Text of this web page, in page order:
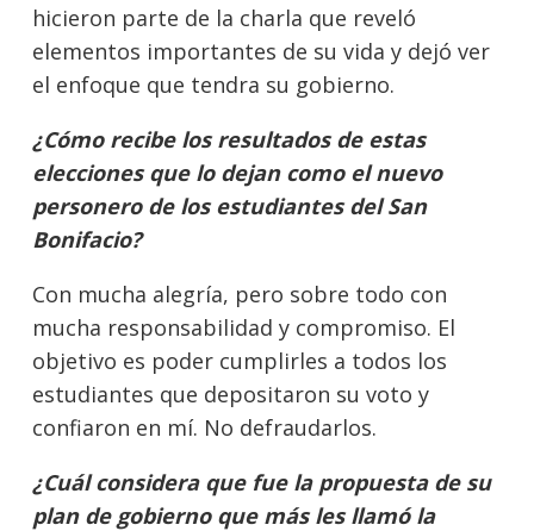
hicieron parte de la charla que reveló
elementos importantes de su vida y dejó ver
el enfoque que tendra su gobierno.
¿Cómo recibe los resultados de estas
elecciones que lo dejan como el nuevo
personero de los estudiantes del San
Bonifacio?
Con mucha alegría, pero sobre todo con
mucha responsabilidad y compromiso. El
objetivo es poder cumplirles a todos los
estudiantes que depositaron su voto y
confiaron en mí. No defraudarlos.
¿Cuál considera que fue la propuesta de su
plan de gobierno que más les llamó la